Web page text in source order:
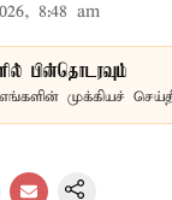
8:48 am
பின்தொடரவும்
எங்களின் முக்கியச்